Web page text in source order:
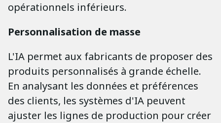
opérationnels inférieurs.
Personnalisation de masse
L'IA permet aux fabricants de proposer des
produits personnalisés à grande échelle.
En analysant les données et préférences
des clients, les systèmes d'IA peuvent
ajuster les lignes de production pour créer